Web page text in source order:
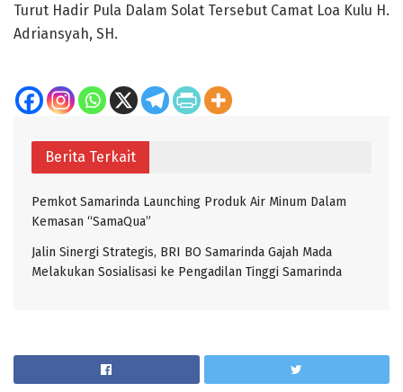
Turut Hadir Pula Dalam Solat Tersebut Camat Loa Kulu H.
Adriansyah, SH.
Berita Terkait
Pemkot Samarinda Launching Produk Air Minum Dalam
Kemasan “SamaQua”
Jalin Sinergi Strategis, BRI BO Samarinda Gajah Mada
Melakukan Sosialisasi ke Pengadilan Tinggi Samarinda